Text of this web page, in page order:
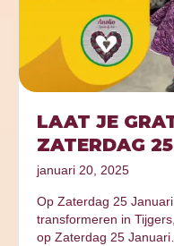
LAAT JE
ZATERDAG
januari 20, 2025
Op Zaterdag 25
transformeren in
op Zaterdag 25